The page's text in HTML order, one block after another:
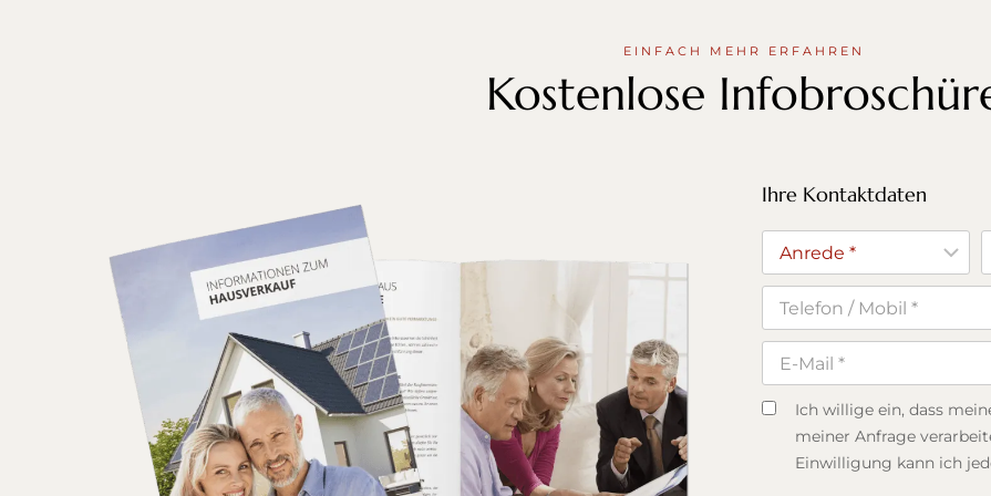
EINFACH MEHR ERFAHREN
Kostenlose
Ihre Kontaktdaten
Ich willige ein, dass
meiner Anfrage
Einwilligung kann ich